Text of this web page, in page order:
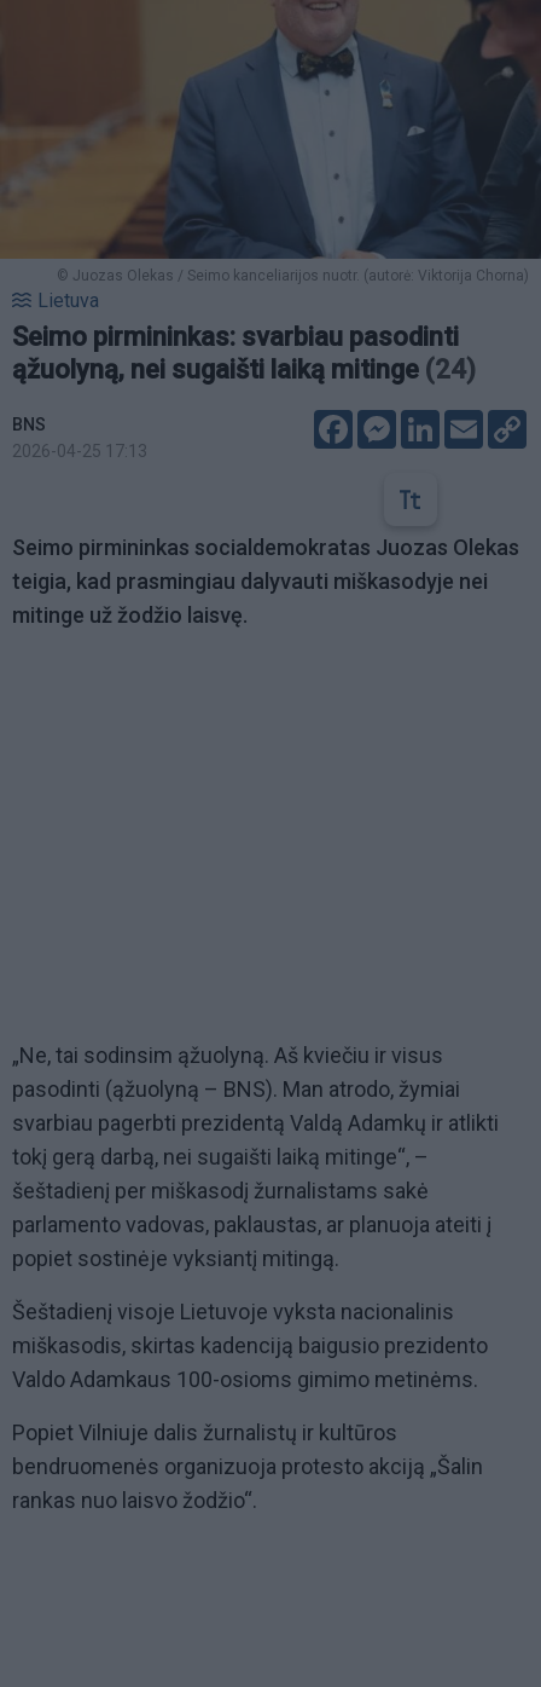
© Juozas Olekas / Seimo kanceliarijos nuotr. (autorė: Viktorija Chorna)
Lietuva
Seimo pirmininkas: svarbiau pasodinti
ąžuolyną, nei sugaišti laiką mitinge (24)
BNS
2026-04-25 17:13
FacebookMessenger
LinkedIn
Email
Seimo pirmininkas socialdemokratas Juozas Olekas
teigia, kad prasmingiau dalyvauti miškasodyje nei
mitinge už žodžio laisvę.
„Ne, tai sodinsim ąžuolyną. Aš kviečiu ir visus
pasodinti (ąžuolyną – BNS). Man atrodo, žymiai
svarbiau pagerbti prezidentą Valdą Adamkų ir atlikti
tokį gerą darbą, nei sugaišti laiką mitinge“, –
šeštadienį per miškasodį žurnalistams sakė
parlamento vadovas, paklaustas, ar planuoja ateiti į
popiet sostinėje vyksiantį mitingą.
Šeštadienį visoje Lietuvoje vyksta nacionalinis
miškasodis, skirtas kadenciją baigusio prezidento
Valdo Adamkaus 100-osioms gimimo metinėms.
Popiet Vilniuje dalis žurnalistų ir kultūros
bendruomenės organizuoja protesto akciją „Šalin
rankas nuo laisvo žodžio“.